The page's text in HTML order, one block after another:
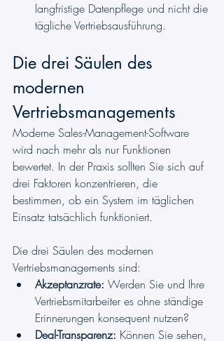
langfristige Datenpflege und nicht die
tägliche Vertriebsausführung.
Die drei Säulen des
modernen
Vertriebsmanagements
Moderne Sales-Management-Software
wird nach mehr als nur Funktionen
bewertet. In der Praxis sollten Sie sich auf
drei Faktoren konzentrieren, die
bestimmen, ob ein System im täglichen
Einsatz tatsächlich funktioniert.
Die drei Säulen des modernen
Vertriebsmanagements sind:
Akzeptanzrate: Werden Sie und Ihre
Vertriebsmitarbeiter es ohne ständige
Erinnerungen konsequent nutzen?
Deal-Transparenz: Können Sie sehen,